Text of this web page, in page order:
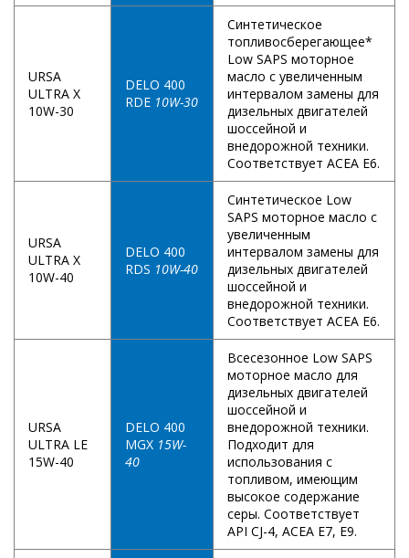
URSA
ULTRA X
10W-30
DELO 400
RDE 10W-30
Синтетическое
топливосберегающее*
Low SAPS моторное
масло с увеличенным
интервалом замены для
дизельных двигателей
шоссейной и
внедорожной техники.
Соответствует ACEA E6.
URSA
ULTRA X
10W-40
DELO 400
RDS 10W-40
Синтетическое Low
SAPS моторное масло с
увеличенным
интервалом замены для
дизельных двигателей
шоссейной и
внедорожной техники.
Соответствует ACEA E6.
URSA
ULTRA LE
15W-40
DELO 400
MGX 15W-
40
Всесезонное Low SAPS
моторное масло для
дизельных двигателей
шоссейной и
внедорожной техники.
Подходит для
использования с
топливом, имеющим
высокое содержание
серы. Соответствует
API CJ-4, ACEA E7, E9.